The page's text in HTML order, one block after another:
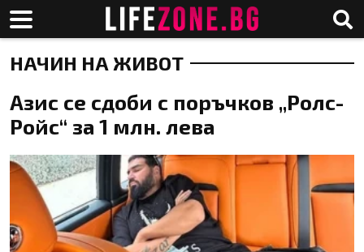
НАЧИН НА ЖИВОТ
Азис се сдоби с поръчков „Ролс-
Ройс“ за 1 млн. лева